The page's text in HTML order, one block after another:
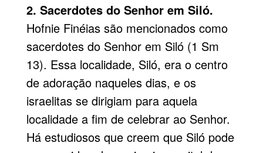
2. Sacerdotes do Senhor em Siló.
Hofnie Finéias são mencionados como
sacerdotes do Senhor em Siló (1 Sm
13). Essa localidade, Siló, era o centro
de adoração naqueles dias, e os
israelitas se dirigiam para aquela
localidade a fim de celebrar ao Senhor.
Há estudiosos que creem que Siló pode